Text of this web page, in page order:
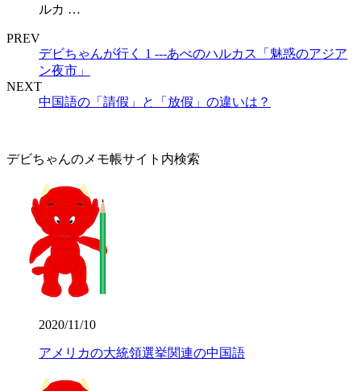
ルカ …
PREV
デビちゃんが行く 1 ---あべのハルカス「魅惑のアジア
ン夜市」
NEXT
中国語の「請假」と「放假」の違いは？
デビちゃんのメモ帳サイト内検索
2020/11/10
アメリカの大統領選挙関連の中国語